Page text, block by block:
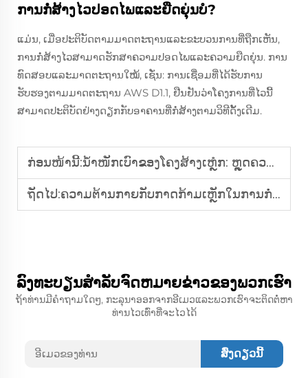
ການກໍ່ສ້າງໄວປອດໄພແລະຍືດຍຸ່ນບໍ?
ແມ່ນ, ເມື່ອປະຕິບັດຕາມມາດຕະຖານແລະຂະບວນການທີ່ຖືກເຫັນ,
ການກໍ່ສ້າງໄວສາມາດຮັກສາຄວາມປອດໄພແລະຄວາມຍືດຍຸ່ນ. ການ
ທົດສອບແລະມາດຕະຖານໃໝ້, ເຊັ່ນ: ການເຊື່ອມທີ່ໄດ້ຮັບການ
ຮັບຮອງຕາມມາດຕະຖານ AWS D1.1, ຢືນຢັນວ່າໂຄງການທີ່ໄວນີ້
ສາມາດປະຕິບັດຢ່າງດຽກກັບອາຄານທີ່ກໍ່ສ້າງຕາມວິທີດັ້ງເດີມ.
ກ່ອນໜ້ານີ້:ນ້ຳໜັກເບົາຂອງໂຄງສ້າງເຫຼໍກ: ຫຼຸດຄວາມຍຸ້ງຍອງໃນກໍ່ສ້າງ
ຖັດໄປ:ຄວາມຕ້ານກາຍກັບກາດກ້າມເຫຼັກໃນການກໍ່ສ້າງເຂດໝາກ: ອາຍຸຍືນ
ລົງທະບຽນສໍາລັບຈົດຫມາຍຂ່າວຂອງພວກເຮົາ
ຖ້າທ່ານມີຄໍາຖາມໃດໆ, ກະລຸນາອອກຈາກອີເມວແລະພວກເຮົາຈະຕິດຕໍ່ຫາ
ທ່ານໄວເທົ່າທີ່ຈະໄວໄດ້
ສົ່ງດຽວນີ້